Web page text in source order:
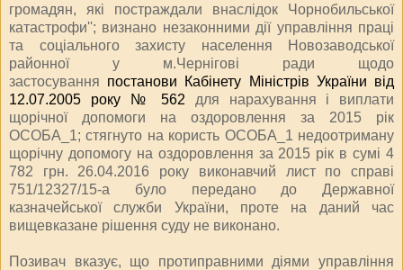
громадян, які постраждали внаслідок Чорнобильської
катастрофи''; визнано незаконними дії управління праці
та соціального захисту населення Новозаводської
районної у м.Чернігові ради щодо
застосування постанови Кабінету Міністрів України від
12.07.2005 року № 562 для нарахування і виплати
щорічної допомоги на оздоровлення за 2015 рік
ОСОБА_1; стягнуто на користь ОСОБА_1 недоотриману
щорічну допомогу на оздоровлення за 2015 рік в сумі 4
782 грн. 26.04.2016 року виконавчий лист по справі
751/12327/15-а було передано до Державної
казначейської служби України, проте на даний час
вищевказане рішення суду не виконано.
Позивач вказує, що протиправними діями управління